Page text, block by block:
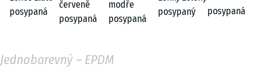
posypaná
červeně
posypaná
modře
posypaná
posypaný
posypaná
Jednobarevný – EPDM